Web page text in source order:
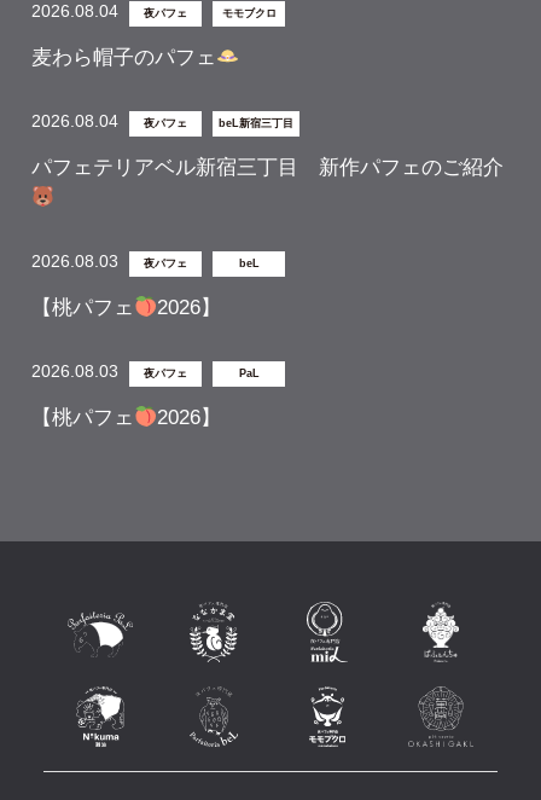
2026.08.04 夜パフェ モモブクロ
麦わら帽子のパフェ
2026.08.04 夜パフェ beL新宿三丁目
パフェテリアベル新宿三丁目 新作パフェのご紹介
2026.08.03 夜パフェ beL
【桃パフェ 2026】
2026.08.03 夜パフェ PaL
【桃パフェ 2026】